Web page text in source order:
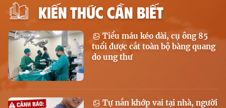
KIẾN THỨC CẦN BIẾT
Tiểu máu kéo dài, cụ ông 85
tuổi được cắt toàn bộ bàng quang
do ung thư
Tự nắn khớp vai tại nhà, người